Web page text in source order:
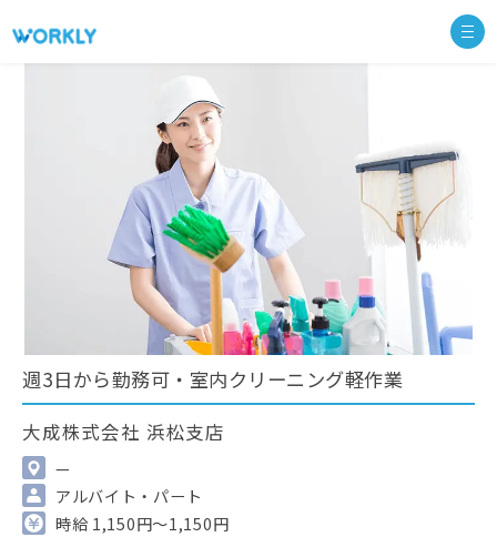
週3日から勤務可・室内クリーニング軽作業
大成株式会社 浜松支店
—
アルバイト・パート
時給 1,150円～1,150円